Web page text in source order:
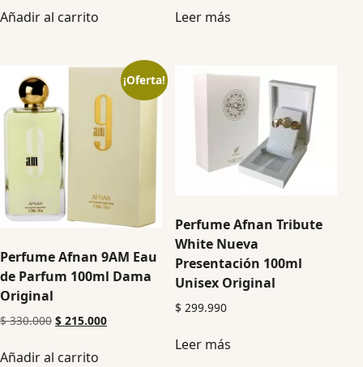
Añadir al carrito Leer más
¡Oferta!
Perfume Afnan 9AM Eau
de Parfum 100ml Dama
Original
$330.000 $ 215.000
Añadir al carrito
Perfume Afnan Tribute
White Nueva
Presentación 100ml
Unisex Original
$ 299.990
Leer más